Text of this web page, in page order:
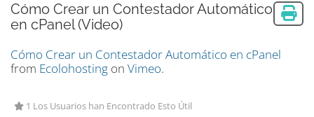
Cómo Crear un Contestador Automático
en cPanel (Video)
Cómo Crear un Contestador Automático en cPanel
from Ecolohosting on Vimeo.
1 Los Usuarios han Encontrado Esto Útil